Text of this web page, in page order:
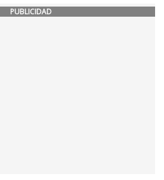
PUBLICIDAD